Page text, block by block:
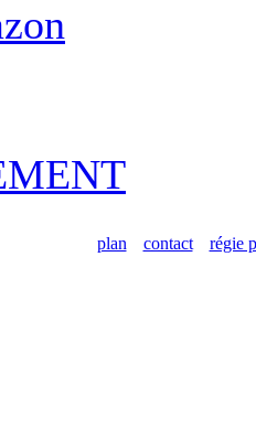
plan contact régie